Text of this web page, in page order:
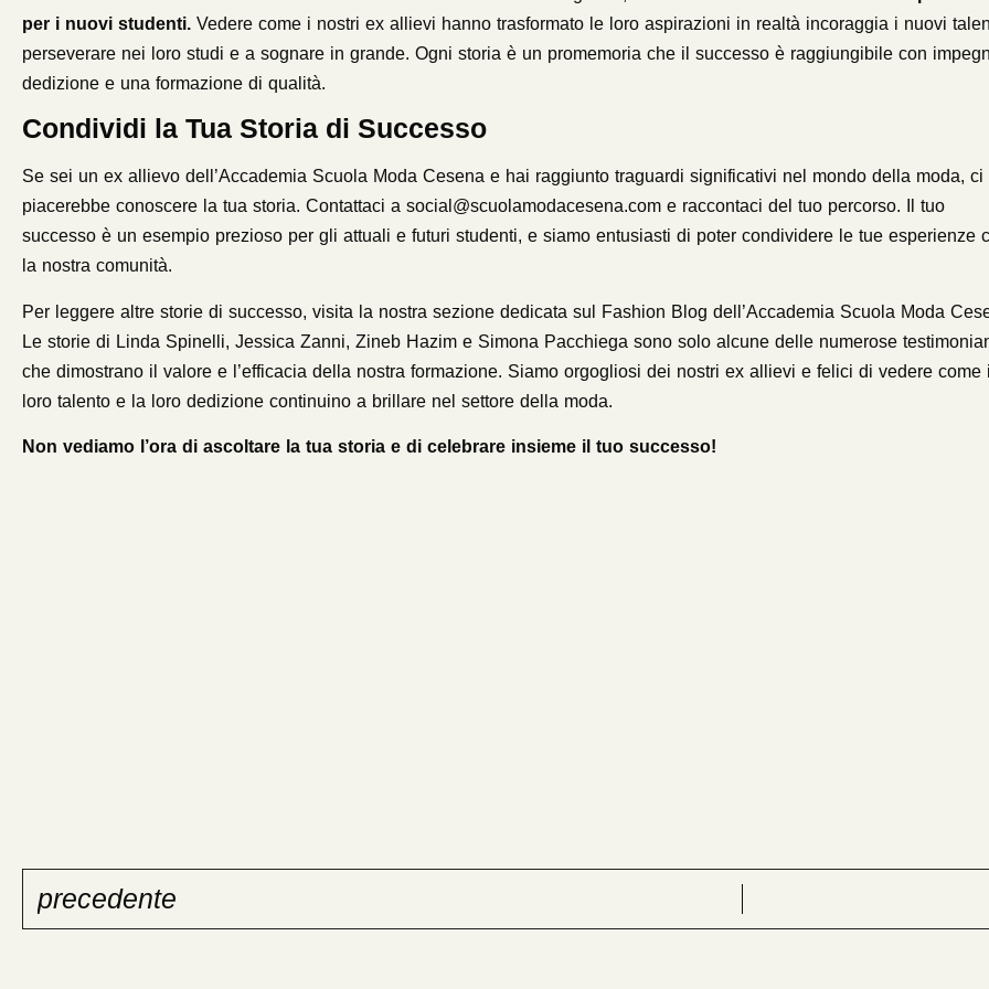
per i nuovi studenti. Vedere come i nostri ex allievi hanno trasformato le loro aspirazioni in realtà incoraggia i nuovi
perseverare nei loro studi e a sognare in grande. Ogni storia è un promemoria che il successo è raggiungibile con
dedizione e una formazione di qualità.
Condividi la Tua Storia di Successo
Se sei un ex allievo dell’Accademia Scuola Moda Cesena e hai raggiunto traguardi significativi nel mondo della moda, ci
piacerebbe conoscere la tua storia. Contattaci a social@scuolamodacesena.com e raccontaci del tuo percorso. Il tuo
successo è un esempio prezioso per gli attuali e futuri studenti, e siamo entusiasti di poter condividere le tue esperienze
la nostra comunità.
Per leggere altre storie di successo, visita la nostra sezione dedicata sul Fashion Blog dell’Accademia Scuola Moda
Le storie di Linda Spinelli, Jessica Zanni, Zineb Hazim e Simona Pacchiega sono solo alcune delle numerose
che dimostrano il valore e l’efficacia della nostra formazione. Siamo orgogliosi dei nostri ex allievi e felici di vedere come il
loro talento e la loro dedizione continuino a brillare nel settore della moda.
Non vediamo l’ora di ascoltare la tua storia e di celebrare insieme il tuo successo!
precedente